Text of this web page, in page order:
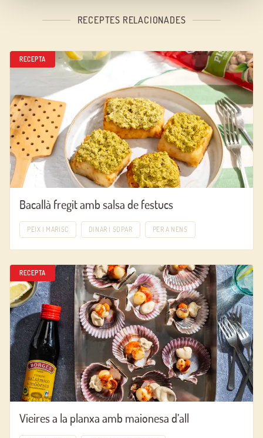
RECEPTES RELACIONADES
RECEPTA
Bacallà fregit amb salsa de festucs
PEIX I MARISC DINAR I SOPAR PER A NENS
RECEPTA
Vieires a la planxa amb maionesa d’all